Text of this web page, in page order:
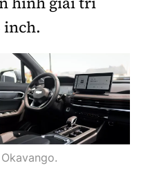
inch.